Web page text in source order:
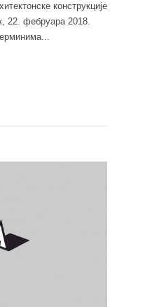
конструкције
22. фебруара 2018.